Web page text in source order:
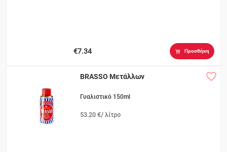
€7.34 Προσθήκη
BRASSO Mετάλλων
Γυαλιστικό 150ml
53.20 €/ λίτρο